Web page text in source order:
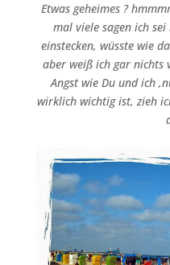
Etwas geheimes ?
mal viele sagen ich
einstecken, wüsste wie
aber weiß ich gar nichts
Angst wie Du und ich
wirklich wichtig ist, zieh